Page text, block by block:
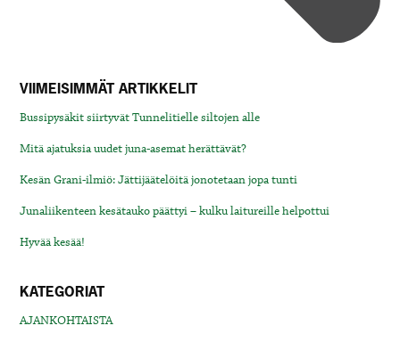
VIIMEISIMMÄT ARTIKKELIT
Bussipysäkit siirtyvät Tunnelitielle siltojen alle
Mitä ajatuksia uudet juna-asemat herättävät?
Kesän Grani-ilmiö: Jättijäätelöitä jonotetaan jopa tunti
Junaliikenteen kesätauko päättyi – kulku laitureille helpottui
Hyvää kesää!
KATEGORIAT
AJANKOHTAISTA